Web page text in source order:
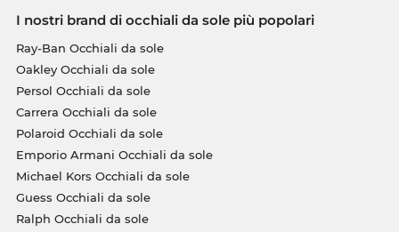
I nostri brand di occhiali da sole più popolari
Ray-Ban Occhiali da sole
Oakley Occhiali da sole
Persol Occhiali da sole
Carrera Occhiali da sole
Polaroid Occhiali da sole
Emporio Armani Occhiali da sole
Michael Kors Occhiali da sole
Guess Occhiali da sole
Ralph Occhiali da sole